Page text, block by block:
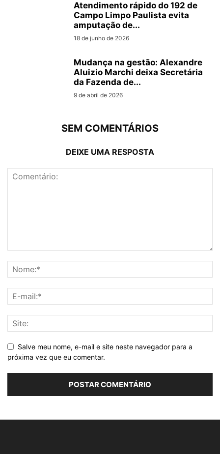
Atendimento rápido do 192 de
Campo Limpo Paulista evita
amputação de...
18 de junho de 2026
Mudança na gestão: Alexandre
Aluizio Marchi deixa Secretária
da Fazenda de...
9 de abril de 2026
SEM COMENTÁRIOS
DEIXE UMA RESPOSTA
Salve meu nome, e-mail e site neste navegador para a
próxima vez que eu comentar.